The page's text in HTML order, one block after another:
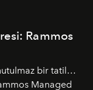
Rammos
bir tatil…
Managed